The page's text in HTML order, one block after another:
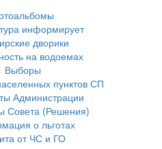
информирует
дворики
на водоемах
Выборы
пунктов СП
Администрации
Совета (Решения)
о льготах
от ЧС и ГО